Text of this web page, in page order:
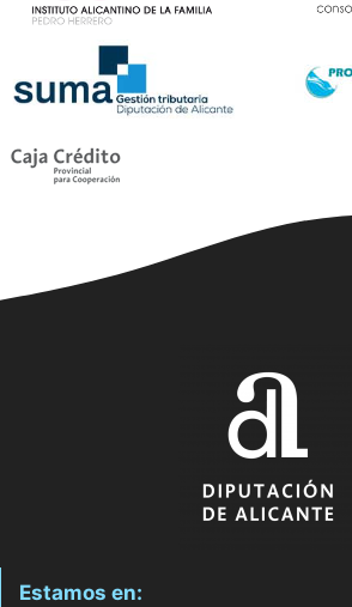
Estamos en: